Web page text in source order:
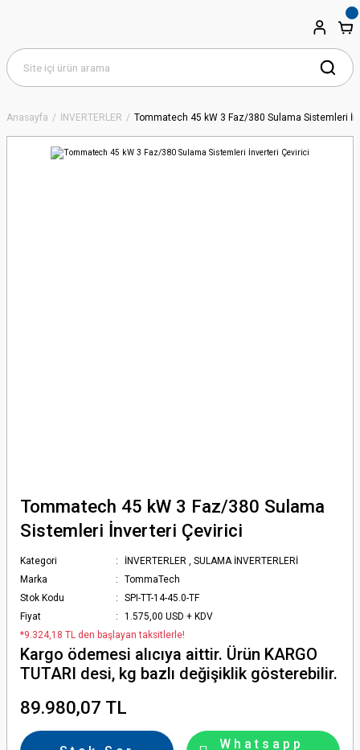
Anasayfa İNVERTERLER Tommatech 45 kW 3 Faz/380 Sulama Sistemleri
Tommatech 45 kW 3 Faz/380 Sulama
Sistemleri İnverteri Çevirici
Kategori İNVERTERLER ,SULAMA İNVERTERLERİ
Marka
TommaTech
Stok Kodu
SPI-TT-14-45.0-TF
Fiyat
1.575,00 USD + KDV
*9.324,18 TL den başlayan taksitlerle!
Kargo ödemesi alıcıya aittir. Ürün KARGO
TUTARI desi, kg bazlı değişiklik gösterebilir.
89.980,07 TL
Whatsapp